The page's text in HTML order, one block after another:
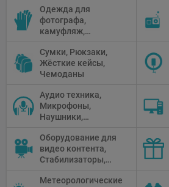
питания, Солнечные
панели
Одежда для
фотографа,
камуфляж,
Сумки, Рюкзаки,
Жёсткие кейсы,
Чемоданы
Аудио техника,
Микрофоны,
Наушники,
микшеры, Кабели и
адаптеры
Оборудование для
видео контента,
Стабилизаторы,
Мониторы,
Метеорологические